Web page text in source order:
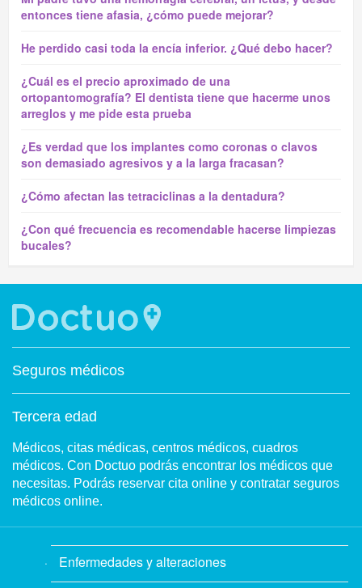
entonces tiene afasia, ¿cómo puede mejorar?
He perdido casi toda la encía inferior. ¿Qué debo hacer?
¿Cuál es el precio aproximado de una
ortopantomografía? El dentista tiene que hacerme unos
arreglos y me pide esta prueba
¿Es verdad que los implantes como coronas o clavos
son demasiado agresivos y a la larga fracasan?
¿Cómo afectan las tetraciclinas a la dentadura?
¿Con qué frecuencia es recomendable hacerse limpiezas
bucales?
Seguros médicos
Tercera edad
Médicos, citas médicas, centros médicos, cuadros
médicos. Con Doctuo podrás encontrar los médicos que
necesitas. Podrás reservar cita online y contratar seguros
médicos online.
Enfermedades y alteraciones